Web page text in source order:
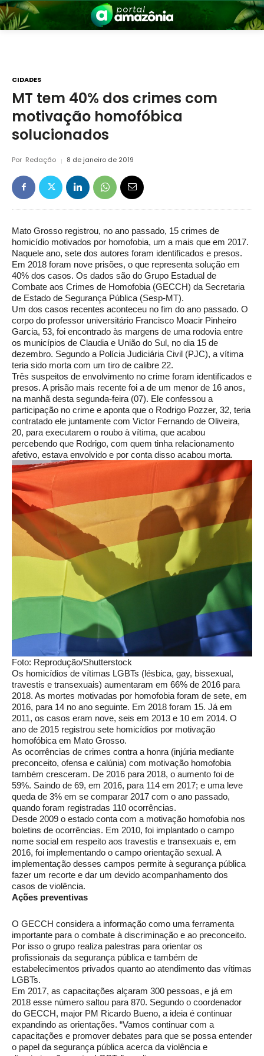
Amazônia
CIDADES
MT tem 40% dos crimes com
motivação homofóbica
solucionados
Por Redação 8 de janeiro de 2019
Mato Grosso registrou, no ano passado, 15 crimes de
homicídio motivados por homofobia, um a mais que em 2017.
Naquele ano, sete dos autores foram identificados e presos.
Em 2018 foram nove prisões, o que representa solução em
40% dos casos. Os dados são do Grupo Estadual de
Combate aos Crimes de Homofobia (GECCH) da Secretaria
de Estado de Segurança Pública (Sesp-MT).
Um dos casos recentes aconteceu no fim do ano passado. O
corpo do professor universitário Francisco Moacir Pinheiro
Garcia, 53, foi encontrado às margens de uma rodovia entre
os municípios de Claudia e União do Sul, no dia 15 de
dezembro. Segundo a Polícia Judiciária Civil (PJC), a vítima
teria sido morta com um tiro de calibre 22.
Três suspeitos de envolvimento no crime foram identificados e
presos. A prisão mais recente foi a de um menor de 16 anos,
na manhã desta segunda-feira (07). Ele confessou a
participação no crime e aponta que o Rodrigo Pozzer, 32, teria
contratado ele juntamente com Victor Fernando de Oliveira,
20, para executarem o roubo à vítima, que acabou
percebendo que Rodrigo, com quem tinha relacionamento
afetivo, estava envolvido e por conta disso acabou morta.
Foto: Reprodução/Shutterstock
Os homicídios de vítimas LGBTs (lésbica, gay, bissexual,
travestis e transexuais) aumentaram em 66% de 2016 para
2018. As mortes motivadas por homofobia foram de sete, em
2016, para 14 no ano seguinte. Em 2018 foram 15. Já em
2011, os casos eram nove, seis em 2013 e 10 em 2014. O
ano de 2015 registrou sete homicídios por motivação
homofóbica em Mato Grosso.
As ocorrências de crimes contra a honra (injúria mediante
preconceito, ofensa e calúnia) com motivação homofobia
também cresceram. De 2016 para 2018, o aumento foi de
59%. Saindo de 69, em 2016, para 114 em 2017; e uma leve
queda de 3% em se comparar 2017 com o ano passado,
quando foram registradas 110 ocorrências.
Desde 2009 o estado conta com a motivação homofobia nos
boletins de ocorrências. Em 2010, foi implantado o campo
nome social em respeito aos travestis e transexuais e, em
2016, foi implementando o campo orientação sexual. A
implementação desses campos permite à segurança pública
fazer um recorte e dar um devido acompanhamento dos
casos de violência.
Ações preventivas
O GECCH considera a informação como uma ferramenta
importante para o combate à discriminação e ao preconceito.
Por isso o grupo realiza palestras para orientar os
profissionais da segurança pública e também de
estabelecimentos privados quanto ao atendimento das vítimas
LGBTs.
Em 2017, as capacitações alçaram 300 pessoas, e já em
2018 esse número saltou para 870. Segundo o coordenador
do GECCH, major PM Ricardo Bueno, a ideia é continuar
expandindo as orientações. “Vamos continuar com a
capacitações e promover debates para que se possa entender
o papel da segurança pública acerca da violência e